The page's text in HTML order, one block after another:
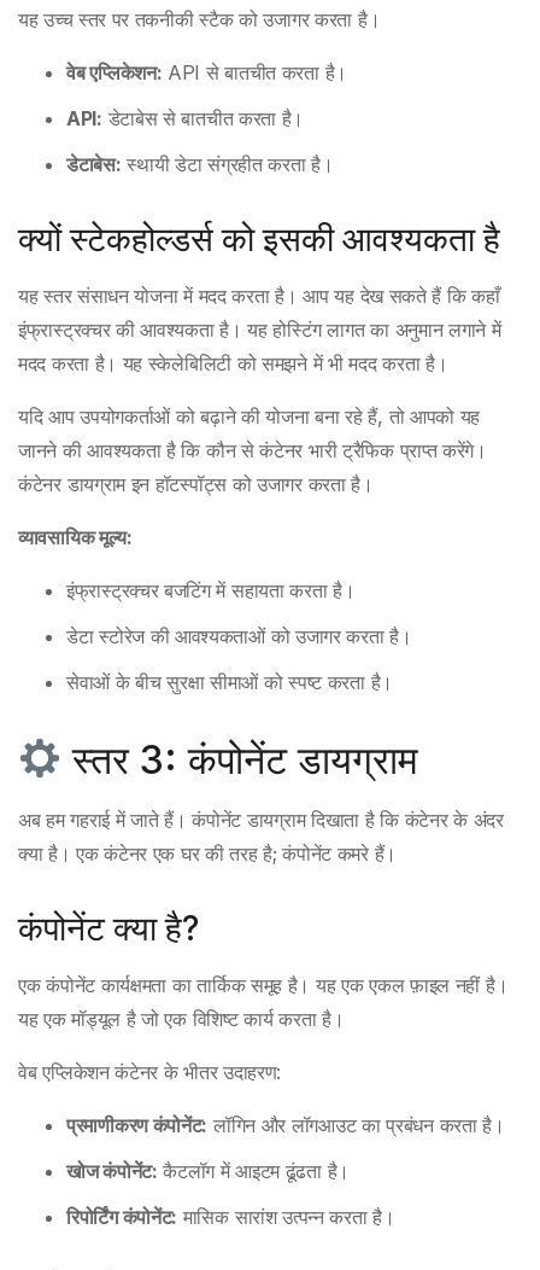
यह उच्च स्तर पर तकनीकी स्टैक को उजागर करता है।
वेब एप्लिकेशन: API से बातचीत करता है।
API: डेटाबेस से बातचीत करता है।
डेटाबेस: स्थायी डेटा संग्रहीत करता है।
क्यों स्टेकहोल्डर्स को इसकी आवश्यकता है
यह स्तर संसाधन योजना में मदद करता है। आप यह देख सकते हैं कि कहाँ
इंफ्रास्ट्रक्चर की आवश्यकता है। यह होस्टिंग लागत का अनुमान लगाने में
मदद करता है। यह स्केलेबिलिटी को समझने में भी मदद करता है।
यदि आप उपयोगकर्ताओं को बढ़ाने की योजना बना रहे हैं, तो आपको यह
जानने की आवश्यकता है कि कौन से कंटेनर भारी ट्रैफिक प्राप्त करेंगे।
कंटेनर डायग्राम इन हॉटस्पॉट्स को उजागर करता है।
व्यावसायिक मूल्य:
इंफ्रास्ट्रक्चर बजटिंग में सहायता करता है।
डेटा स्टोरेज की आवश्यकताओं को उजागर करता है।
सेवाओं के बीच सुरक्षा सीमाओं को स्पष्ट करता है।
स्तर 3: कंपोनेंट डायग्राम
अब हम गहराई में जाते हैं। कंपोनेंट डायग्राम दिखाता है कि कंटेनर के अंदर
क्या है। एक कंटेनर एक घर की तरह है; कंपोनेंट कमरे हैं।
कंपोनेंट क्या है?
एक कंपोनेंट कार्यक्षमता का तार्किक समूह है। यह एक एकल फ़ाइल नहीं है।
यह एक मॉड्यूल है जो एक विशिष्ट कार्य करता है।
वेब एप्लिकेशन कंटेनर के भीतर उदाहरण:
प्रमाणीकरण कंपोनेंट: लॉगिन और लॉगआउट का प्रबंधन करता है।
खोज कंपोनेंट: कैटलॉग में आइटम ढूंढता है।
रिपोर्टिंग कंपोनेंट: मासिक सारांश उत्पन्न करता है।